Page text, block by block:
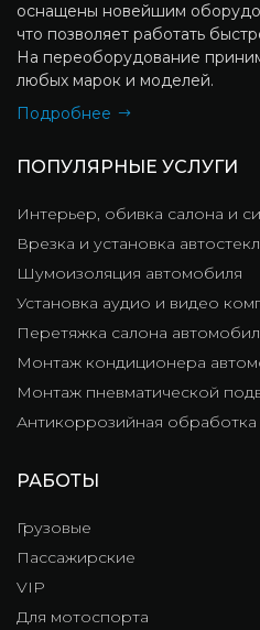
оснащены новейшим
что позволяет работать
На переоборудование
любых марок и моделей.
Подробнее
ПОПУЛЯРНЫЕ УСЛУГИ
Интерьер, обивка салона и
Врезка и установка
Шумоизоляция автомобиля
Установка аудио и видео
Перетяжка салона
Монтаж кондиционера
Монтаж пневматической
Антикоррозийная
РАБОТЫ
Грузовые
Пассажирские
VIP
Для мотоспорта